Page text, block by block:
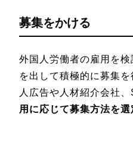
募集をかける
外国人労働者の雇用を
を出して積極的に募集
人広告や人材紹介会社、
用に応じて募集方法を